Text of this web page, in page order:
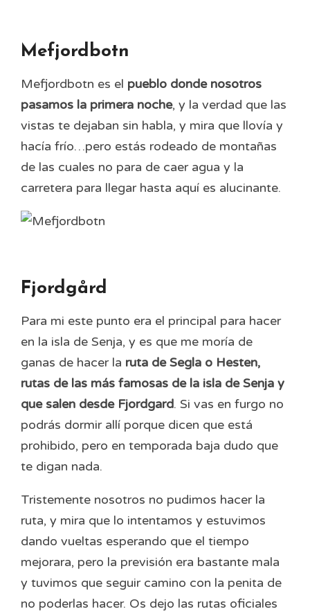
Mefjordbotn
Mefjordbotn es el pueblo donde nosotros
pasamos la primera noche, y la verdad que las
vistas te dejaban sin habla, y mira que llovía y
hacía frío…pero estás rodeado de montañas
de las cuales no para de caer agua y la
carretera para llegar hasta aquí es alucinante.
Fjordgård
Para mi este punto era el principal para hacer
en la isla de Senja, y es que me moría de
ganas de hacer la ruta de Segla o Hesten,
rutas de las más famosas de la isla de Senja y
que salen desde Fjordgard. Si vas en furgo no
podrás dormir allí porque dicen que está
prohibido, pero en temporada baja dudo que
te digan nada.
Tristemente nosotros no pudimos hacer la
ruta, y mira que lo intentamos y estuvimos
dando vueltas esperando que el tiempo
mejorara, pero la previsión era bastante mala
y tuvimos que seguir camino con la penita de
no poderlas hacer. Os dejo las rutas oficiales